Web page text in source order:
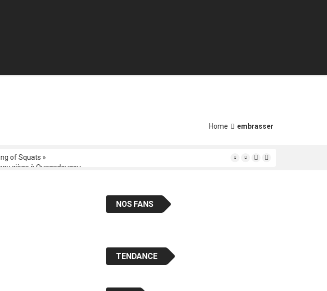
Home embrasser
of Squats »
siège à Ouagadougou
au premier ministre
: les artistes musiciens bobolais « en classe «
NOS FANS
TENDANCE